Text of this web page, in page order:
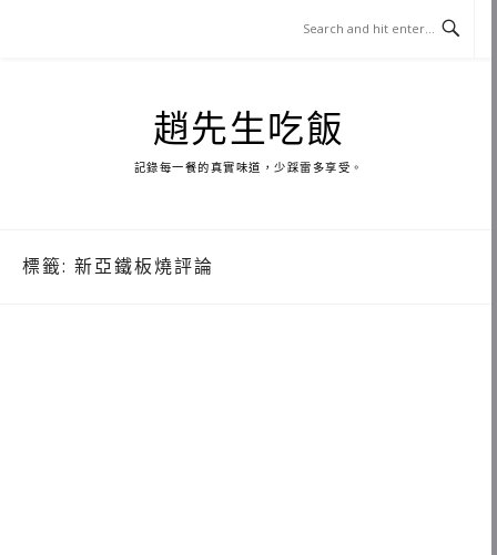
趙先生吃飯
記錄每一餐的真實味道，少踩雷多享受。
標籤: 新亞鐵板燒評論